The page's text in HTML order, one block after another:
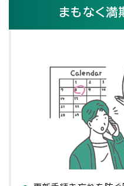
まもなく満